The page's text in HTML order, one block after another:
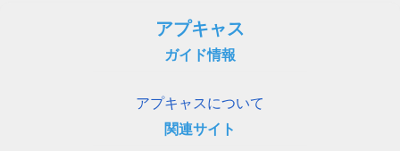
アプキャス
ガイド情報
アプキャスについて
関連サイト